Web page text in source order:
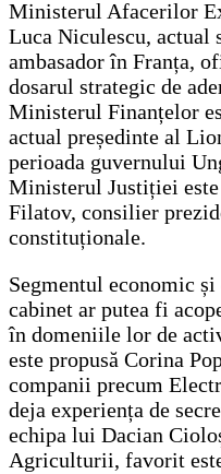
Ministerul Afacerilor
Luca Niculescu, actual
ambasador în Franța,
dosarul strategic de
Ministerul Finanțelor
actual președinte al
perioada guvernului
Ministerul Justiției
Filatov, consilier
constituționale.
Segmentul economic
cabinet ar putea fi
în domeniile lor de
este propusă Corina
companii precum
deja experiența de
echipa lui Dacian
Agriculturii, favorit